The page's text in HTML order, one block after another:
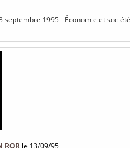
septembre 1995 - Économie et
ROR le 13/09/95